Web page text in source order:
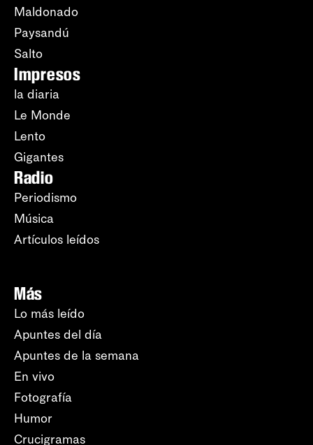
Maldonado
Paysandú
Salto
Impresos
la diaria
Le Monde
Lento
Gigantes
Radio
Periodismo
Música
Artículos leídos
Más
Lo más leído
Apuntes del día
Apuntes de la semana
En vivo
Fotografía
Humor
Crucigramas